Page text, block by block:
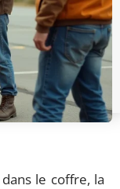
le coffre, la